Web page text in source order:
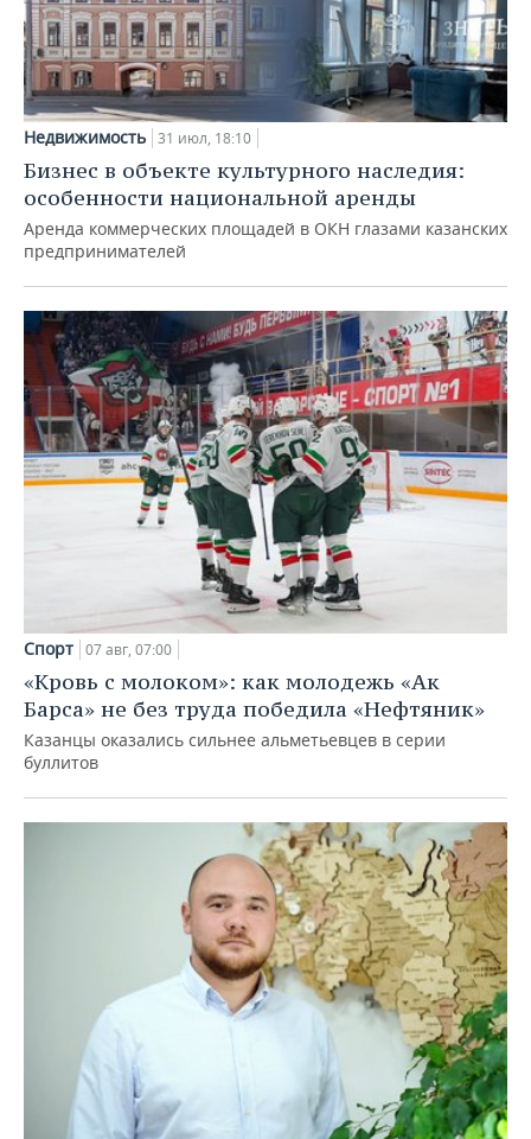
Недвижимость 31 июл, 18:10
Бизнес в объекте культурного наследия:
особенности национальной аренды
Аренда коммерческих площадей в ОКН глазами казанских
предпринимателей
Спорт 07 авг, 07:00
«Кровь с молоком»: как молодежь «Ак
Барса» не без труда победила «Нефтяник»
Казанцы оказались сильнее альметьевцев в серии
буллитов